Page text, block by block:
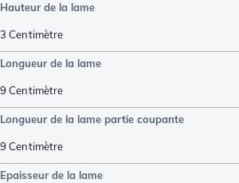
Hauteur de la lame
3 Centimètre
Longueur de la lame
9 Centimètre
Longueur de la lame partie coupante
9 Centimètre
Epaisseur de la lame